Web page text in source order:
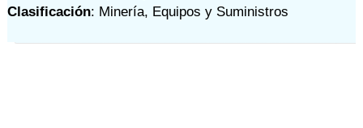
Clasificación: Minería, Equipos y Suministros